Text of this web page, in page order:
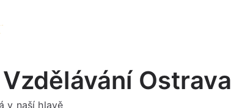
Ostrava
v naší hlavě